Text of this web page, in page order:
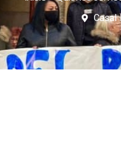
Casal